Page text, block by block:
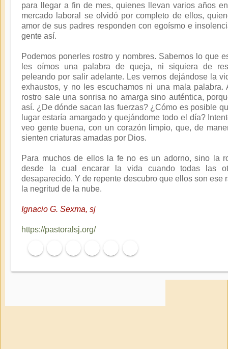
para llegar a fin de mes, quienes llevan varios años
mercado laboral se olvidó por completo de ellos,
amor de sus padres responden con egoísmo e
gente así.
Podemos ponerles rostro y nombres. Sabemos lo que
les oímos una palabra de queja, ni siquiera de
peleando por salir adelante. Les vemos dejándose la
exhaustos, y no les escuchamos ni una mala palabra.
rostro sale una sonrisa no amarga sino auténtica,
así. ¿De dónde sacan las fuerzas? ¿Cómo es posible
lugar estaría amargado y quejándome todo el día?
veo gente buena, con un corazón limpio, que, de
sienten criaturas amadas por Dios.
Para muchos de ellos la fe no es un adorno, sino la
desde la cual encarar la vida cuando todas las
desaparecido. Y de repente descubro que ellos son ese
la negritud de la nube.
Ignacio G. Sexma, sj
https://pastoralsj.org/